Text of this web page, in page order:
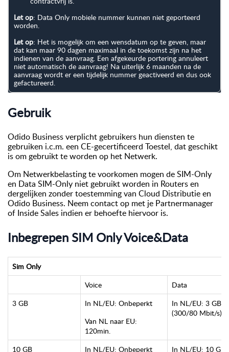
Let op: Data Only mobiele nummer kunnen niet geporteerd
worden.
Let op: Het is mogelijk om een wensdatum op te geven, maar
dat kan maar 90 dagen maximaal in de toekomst zijn na het
indienen van de aanvraag. Een afgekeurde portering annuleert
niet automatisch de aanvraag! Na uiterlijk 6 maanden na de
aanvraag wordt er een tijdelijk nummer geactiveerd en dus ook
gefactureerd.
Gebruik
Odido Business verplicht gebruikers hun diensten te
gebruiken i.c.m. een CE-gecertificeerd Toestel, dat geschikt
is om gebruikt te worden op het Netwerk.
Om Netwerkbelasting te voorkomen mogen de SIM-Only
en Data SIM-Only niet gebruikt worden in Routers en
dergelijken zonder toestemming van Cloud Distributie en
Odido Business. Neem contact op met je Partnermanager
of Inside Sales indien er behoefte hiervoor is.
Inbegrepen SIM Only Voice&Data
Sim Only
Voice
Data
3 GB
In NL/EU: Onbeperkt
Van NL naar EU:
120min.
In NL/EU: 3 GB
(300/80 Mbit/s)
10 GB
In NL/EU: Onbeperkt
In NL/EU: 10 GB